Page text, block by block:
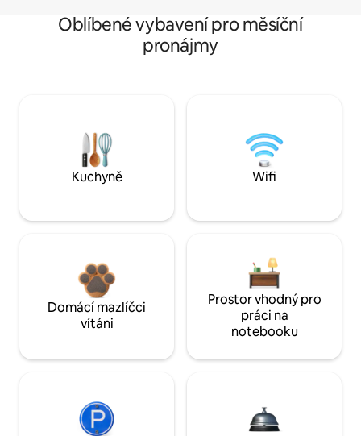
Oblíbené vybavení pro měsíční
pronájmy
Kuchyně Wifi
Domácí mazlíčci
vítáni
Prostor vhodný pro
práci na
notebooku